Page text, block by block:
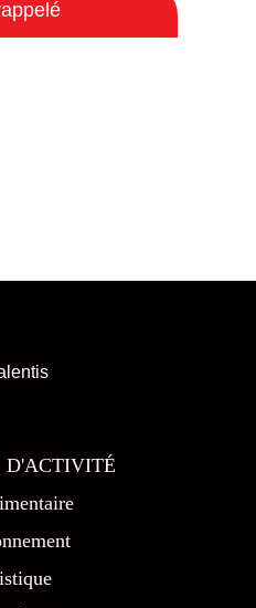
D'ACTIVITÉ